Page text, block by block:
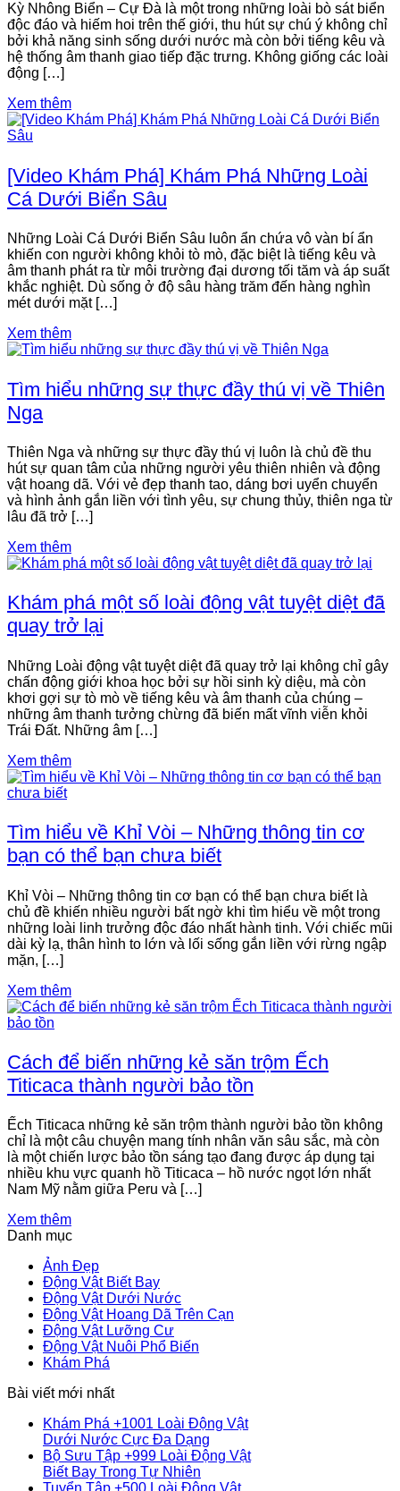
Kỳ Nhông Biển – Cự Đà là một trong những loài bò sát biển
độc đáo và hiếm hoi trên thế giới, thu hút sự chú ý không chỉ
bởi khả năng sinh sống dưới nước mà còn bởi tiếng kêu và
hệ thống âm thanh giao tiếp đặc trưng. Không giống các loài
động […]
Xem thêm
[Video Khám Phá] Khám Phá Những Loài
Cá Dưới Biển Sâu
Những Loài Cá Dưới Biển Sâu luôn ẩn chứa vô vàn bí ẩn
khiến con người không khỏi tò mò, đặc biệt là tiếng kêu và
âm thanh phát ra từ môi trường đại dương tối tăm và áp suất
khắc nghiệt. Dù sống ở độ sâu hàng trăm đến hàng nghìn
mét dưới mặt […]
Xem thêm
Tìm hiểu những sự thực đầy thú vị về Thiên
Nga
Thiên Nga và những sự thực đầy thú vị luôn là chủ đề thu
hút sự quan tâm của những người yêu thiên nhiên và động
vật hoang dã. Với vẻ đẹp thanh tao, dáng bơi uyển chuyển
và hình ảnh gắn liền với tình yêu, sự chung thủy, thiên nga từ
lâu đã trở […]
Xem thêm
Khám phá một số loài động vật tuyệt diệt đã
quay trở lại
Những Loài động vật tuyệt diệt đã quay trở lại không chỉ gây
chấn động giới khoa học bởi sự hồi sinh kỳ diệu, mà còn
khơi gợi sự tò mò về tiếng kêu và âm thanh của chúng –
những âm thanh tưởng chừng đã biến mất vĩnh viễn khỏi
Trái Đất. Những âm […]
Xem thêm
Tìm hiểu về Khỉ Vòi – Những thông tin cơ
bạn có thể bạn chưa biết
Khỉ Vòi – Những thông tin cơ bạn có thể bạn chưa biết là
chủ đề khiến nhiều người bất ngờ khi tìm hiểu về một trong
những loài linh trưởng độc đáo nhất hành tinh. Với chiếc mũi
dài kỳ lạ, thân hình to lớn và lối sống gắn liền với rừng ngập
mặn, […]
Xem thêm
Cách để biến những kẻ săn trộm Ếch
Titicaca thành người bảo tồn
Ếch Titicaca những kẻ săn trộm thành người bảo tồn không
chỉ là một câu chuyện mang tính nhân văn sâu sắc, mà còn
là một chiến lược bảo tồn sáng tạo đang được áp dụng tại
nhiều khu vực quanh hồ Titicaca – hồ nước ngọt lớn nhất
Nam Mỹ nằm giữa Peru và […]
Xem thêm
Danh mục
Ảnh Đẹp
Động Vật Biết Bay
Động Vật Dưới Nước
Động Vật Hoang Dã Trên Cạn
Động Vật Lưỡng Cư
Động Vật Nuôi Phổ Biến
Khám Phá
Bài viết mới nhất
Khám Phá +1001 Loài Động Vật
Dưới Nước Cực Đa Dạng
có
luận
Bộ Sưu Tập +999 Loài Động Vật
Biết Bay Trong Tự Nhiên
có